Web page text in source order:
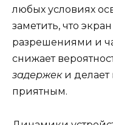
любых условиях
заметить, что
разрешениями и
снижает
задержеки делает
приятным.